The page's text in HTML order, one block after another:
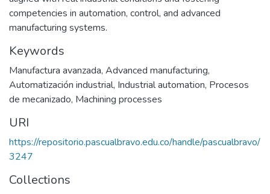
competencies in automation, control, and advanced
manufacturing systems.
Keywords
Manufactura avanzada, Advanced manufacturing,
Automatización industrial, Industrial automation, Procesos
de mecanizado, Machining processes
URI
https://repositorio.pascualbravo.edu.co/handle/pascualbravo/
3247
Collections